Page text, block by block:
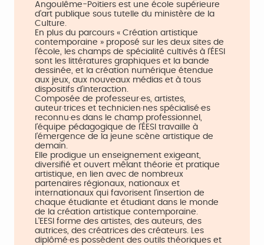
Angoulême-Poitiers est une école supérieure
d’art publique sous tutelle du ministère de la
Culture.
En plus du parcours « Création artistique
contemporaine » proposé sur les deux sites de
l’école, les champs de spécialité cultivés à l’ÉESI
sont les littératures graphiques et la bande
dessinée, et la création numérique étendue
aux jeux, aux nouveaux médias et à tous
dispositifs d’interaction.
Composée de professeur·es, artistes,
auteur·trices et technicien·nes spécialisé·es
reconnu·es dans le champ professionnel,
l’équipe pédagogique de l’ÉESI travaille à
l’émergence de la jeune scène artistique de
demain.
Elle prodigue un enseignement exigeant,
diversifié et ouvert mêlant théorie et pratique
artistique, en lien avec de nombreux
partenaires régionaux, nationaux et
internationaux qui favorisent l’insertion de
chaque étudiante et étudiant dans le monde
de la création artistique contemporaine.
L’EESI forme des artistes, des auteurs, des
autrices, des créatrices des créateurs. Les
diplômé·es possèdent des outils théoriques et